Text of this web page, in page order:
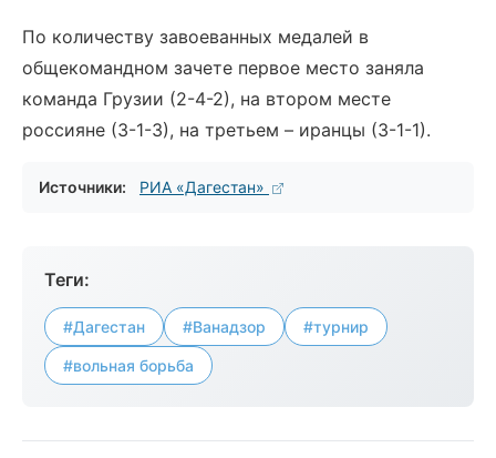
По количеству завоеванных медалей в
общекомандном зачете первое место заняла
команда Грузии (2-4-2), на втором месте
россияне (3-1-3), на третьем – иранцы (3-1-1).
Источники: РИА «Дагестан»
Теги:
#Дагестан #Ванадзор #турнир
#вольная борьба